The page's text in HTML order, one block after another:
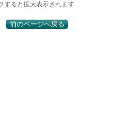
すると拡大表示されます
前のページへ戻る